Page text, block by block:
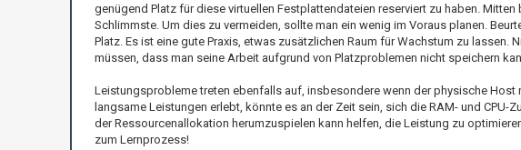
genügend Platz für diese virtuellen Festplattendateien reserviert zu haben.
Schlimmste. Um dies zu vermeiden, sollte man ein wenig im Voraus planen.
Platz. Es ist eine gute Praxis, etwas zusätzlichen Raum für Wachstum zu
müssen, dass man seine Arbeit aufgrund von Platzproblemen nicht speichern
Leistungsprobleme treten ebenfalls auf, insbesondere wenn der physische Host
langsame Leistungen erlebt, könnte es an der Zeit sein, sich die RAM- und
der Ressourcenallokation herumzuspielen kann helfen, die Leistung zu
zum Lernprozess!